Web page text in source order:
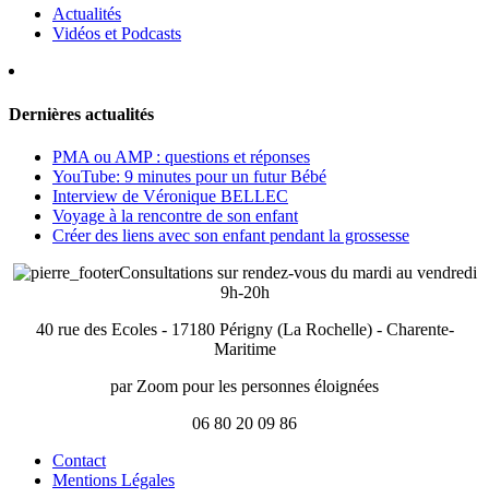
avec
son
grossesse
Actualités
Vidéos et Podcasts
Dernières actualités
PMA ou AMP : questions et réponses
YouTube: 9 minutes pour un futur Bébé
Interview de Véronique BELLEC
Voyage à la rencontre de son enfant
Créer des liens avec son enfant pendant la grossesse
Consultations sur rendez-vous du mardi au vendredi
9h-20h
40 rue des Ecoles - 17180 Périgny (La Rochelle) - Charente-
Maritime
par Zoom pour les personnes éloignées
06 80 20 09 86
Contact
Mentions Légales